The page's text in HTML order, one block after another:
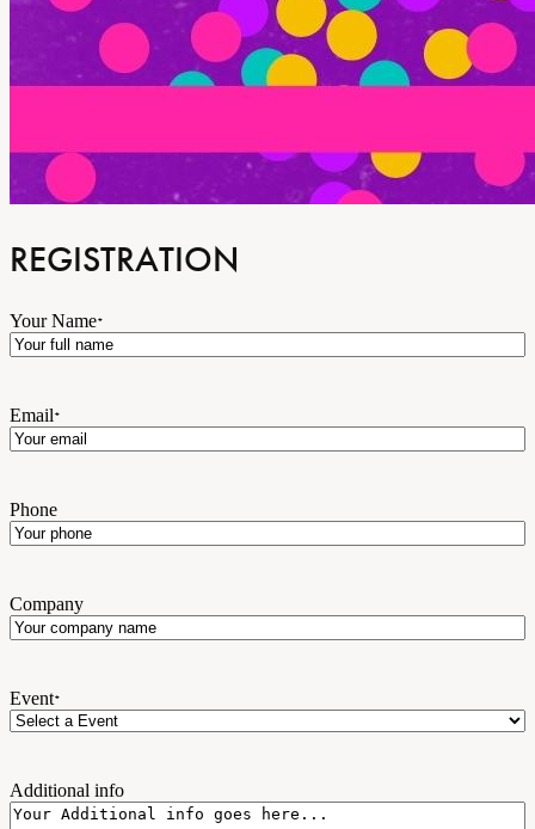
REGISTRATION
Your Name*
Email*
Phone
Company
Event*
Additional info